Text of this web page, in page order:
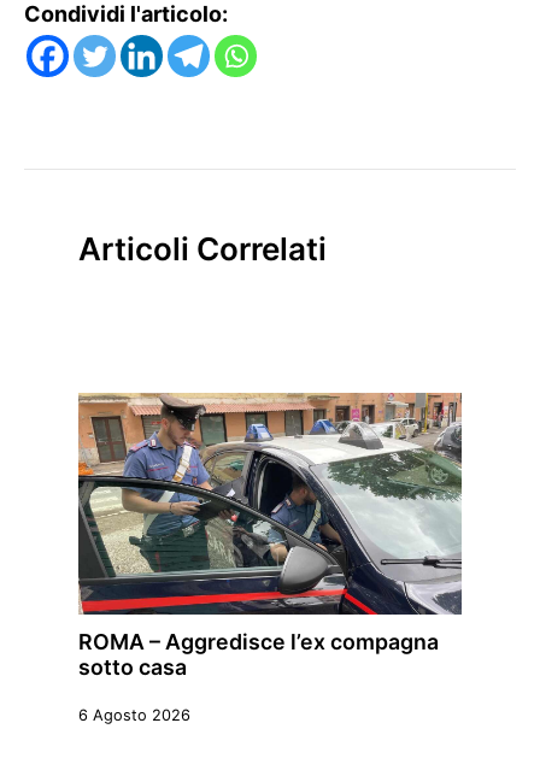
Condividi l'articolo:
Articoli Correlati
ROMA – Aggredisce l’ex compagna
sotto casa
6 Agosto 2026